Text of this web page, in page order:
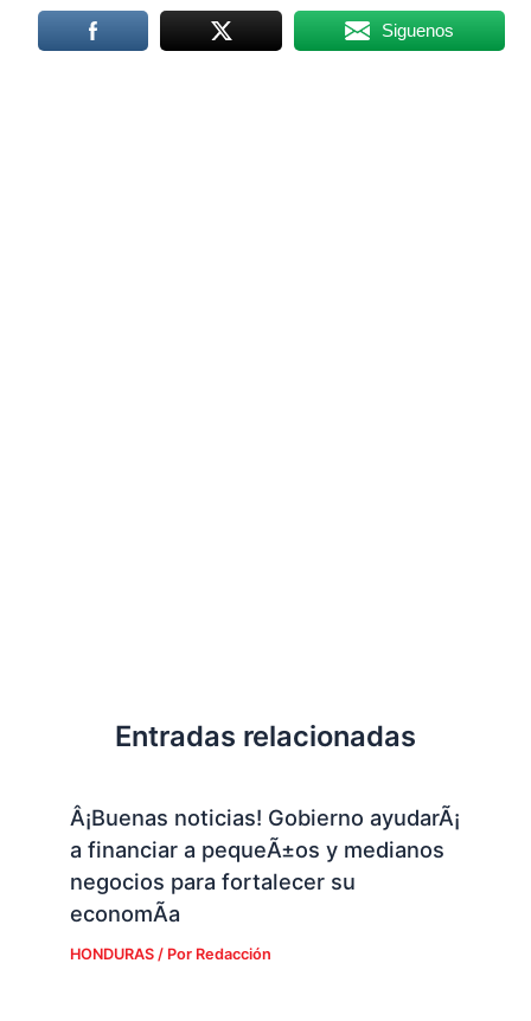
Siguenos
Entradas relacionadas
Â¡Buenas noticias! Gobierno ayudarÃ¡
a financiar a pequeÃ±os y medianos
negocios para fortalecer su
economÃ­a
HONDURAS/ Por Redacción